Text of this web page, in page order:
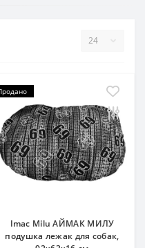
Imac Milu АЙМАК МИЛУ
подушка лежак для собак,